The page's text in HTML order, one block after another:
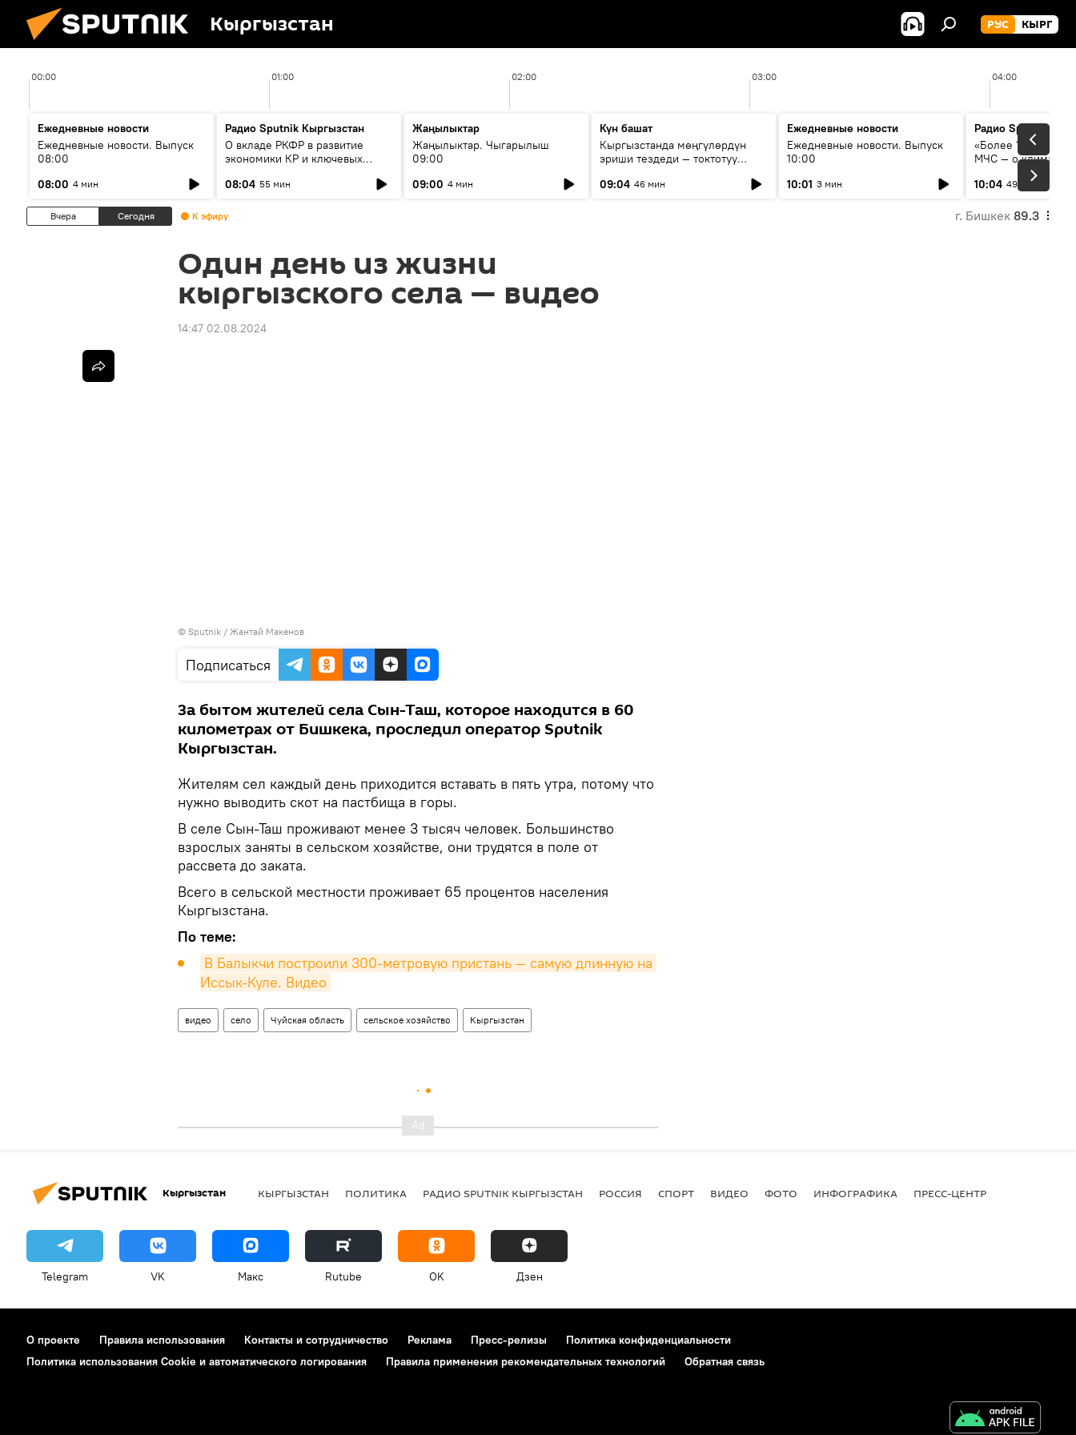
Кыргызстан РУС КЫРГ
00:00 01:00 02:00 03:00 04:00
Ежедневные новости
Ежедневные новости. Выпуск
08:00
08:00 4 мин
Радио Sputnik Кыргызстан
О вкладе РКФР в развитие
экономики КР и ключевых
08:04 55 мин
Жаңылыктар
Жаңылыктар. Чыгарылыш
09:00
09:00 4 мин
Күн башат
Кыргызстанда мөңгүлөрдүн
эриши тездеди — токтотуу
09:04 46 мин
Ежедневные новости
Ежедневные новости. Выпуск
10:00
10:01 3 мин
Радио Sputnik
«Более 1200 сёл в
МЧС — о климате,
системе
населения
10:04 49 мин
Вчера Сегодня К эфиру г. Бишкек 89.3
Один день из жизни
кыргызского села — видео
14:47 02.08.2024
© Sputnik / Жантай Макенов
Подписаться
За бытом жителей села Сын-Таш, которое находится в 60
километрах от Бишкека, проследил оператор Sputnik
Кыргызстан.
Жителям сел каждый день приходится вставать в пять утра, потому что
нужно выводить скот на пастбища в горы.
В селе Сын-Таш проживают менее 3 тысяч человек. Большинство
взрослых заняты в сельском хозяйстве, они трудятся в поле от
рассвета до заката.
Всего в сельской местности проживает 65 процентов населения
Кыргызстана.
По теме:
В Балыкчи построили 300-метровую пристань — самую длинную на
Иссык-Куле. Видео
видео село Чуйская область сельское хозяйство Кыргызстан
Кыргызстан КЫРГЫЗСТАН ПОЛИТИКА РАДИО SPUTNIK КЫРГЫЗСТАН РОССИЯ СПОРТ ВИДЕО ФОТО ИНФОГРАФИКА ПРЕСС-ЦЕНТР
Telegram VK Макс Rutube OK Дзен
О проекте Правила использования Контакты и сотрудничество Реклама Пресс-релизы
Политика конфиденциальности
Политика использования Cookie и автоматического логирования
Правила применения рекомендательных технологий Обратная связь